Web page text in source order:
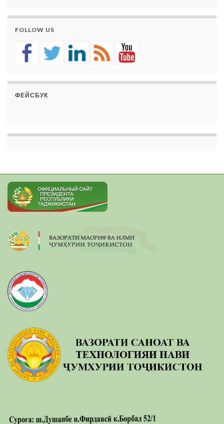
FOLLOW US
ФЕЙСБУК